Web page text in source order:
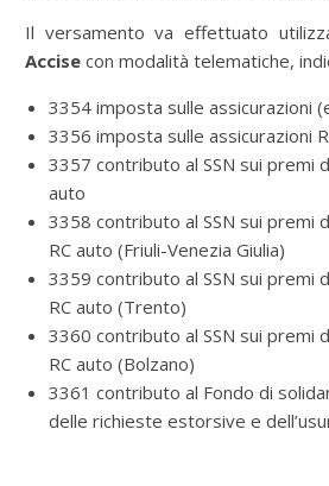
Il versamento va effettuato
Accise con modalità telematiche,
3354 imposta sulle assicurazioni
3356 imposta sulle assicurazioni
3357 contributo al SSN sui premi
auto
3358 contributo al SSN sui premi
RC auto (Friuli-Venezia Giulia)
3359 contributo al SSN sui premi
RC auto (Trento)
3360 contributo al SSN sui premi
RC auto (Bolzano)
3361 contributo al Fondo di
delle richieste estorsive e